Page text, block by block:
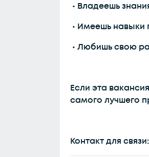
• Владеешь
• Имеешь навыки
• Любишь свою
Если эта
самого лучшего
Контакт для связи: